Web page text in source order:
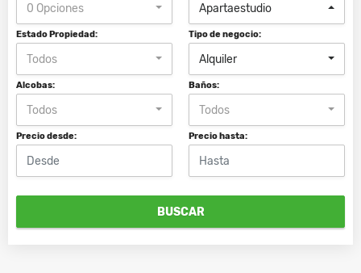
0 Opciones Apartaestudio
Estado Propiedad:
Todos
Tipo de negocio:
Alquiler
Alcobas:
Todos
Baños:
Todos
Precio desde: Precio hasta:
BUSCAR